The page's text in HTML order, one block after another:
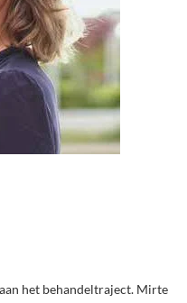
het behandeltraject. Mirte